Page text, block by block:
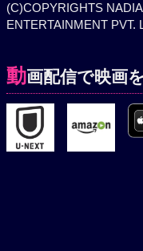
(C)COPYRIGHTS
ENTERTAINMENT PVT.
動画配信で映画